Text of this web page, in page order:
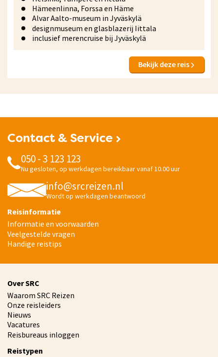
Hämeenlinna, Forssa en Häme
Alvar Aalto-museum in Jyväskylä
designmuseum en glasblazerij Iittala
inclusief merencruise bij Jyväskylä
Bekijk deze reis
Contact & Service
050 - 3 123 123
Nu gesloten, op werkdagen bereikbaar vanaf 10.00 uur
info@srcreizen.nl
Wordt op werkdagen beantwoord
Reisinformatie
Informatie en voorwaarden
Veelgestelde vragen
Handige reistips
Over SRC
Waarom SRC Reizen
Onze reisleiders
Nieuws
Vacatures
Reisbureaus inloggen
Reistypen